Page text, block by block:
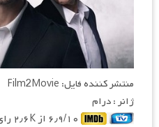
منتشر کننده فایل: Film2Movie
ژانر : درام